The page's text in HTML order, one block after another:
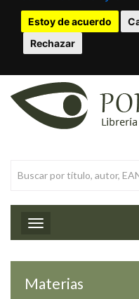
Estoy de acuerdo
Rechazar
Toggle navigation
Materias